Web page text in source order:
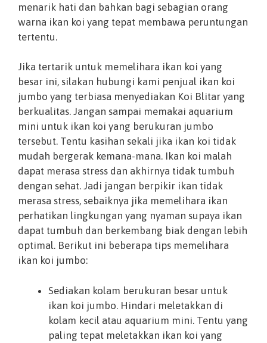
menarik hati dan bahkan bagi sebagian orang
warna ikan koi yang tepat membawa peruntungan
tertentu.
Jika tertarik untuk memelihara ikan koi yang
besar ini, silakan hubungi kami penjual ikan koi
jumbo yang terbiasa menyediakan Koi Blitar yang
berkualitas. Jangan sampai memakai aquarium
mini untuk ikan koi yang berukuran jumbo
tersebut. Tentu kasihan sekali jika ikan koi tidak
mudah bergerak kemana-mana. Ikan koi malah
dapat merasa stress dan akhirnya tidak tumbuh
dengan sehat. Jadi jangan berpikir ikan tidak
merasa stress, sebaiknya jika memelihara ikan
perhatikan lingkungan yang nyaman supaya ikan
dapat tumbuh dan berkembang biak dengan lebih
optimal. Berikut ini beberapa tips memelihara
ikan koi jumbo:
Sediakan kolam berukuran besar untuk
ikan koi jumbo. Hindari meletakkan di
kolam kecil atau aquarium mini. Tentu yang
paling tepat meletakkan ikan koi yang